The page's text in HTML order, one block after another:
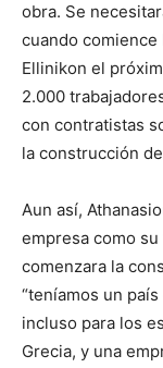
obra. Se
cuando
Ellinikon el
2.000
con contratistas
la construcción
Aun así,
empresa como su
comenzara la
“teníamos un
incluso para los
Grecia, y una